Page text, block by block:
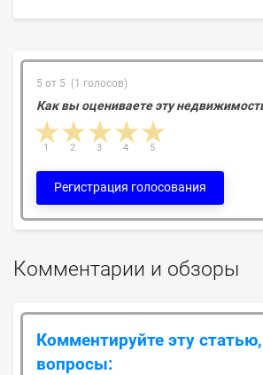
5 от 5 (1 голосов)
Как вы оцениваете эту
4 stars
3 stars
2 stars
1 star 5
4
3
2
1
Регистрация голосования
Комментарии и обзоры
Комментируйте эту
вопросы: